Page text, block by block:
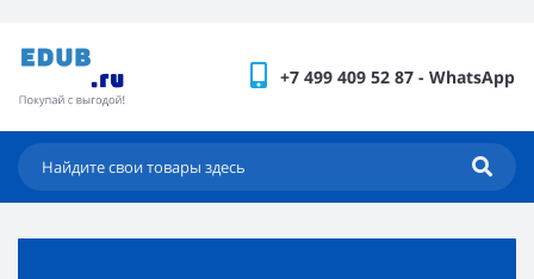
+7 499 409 52 87 - WhatsApp